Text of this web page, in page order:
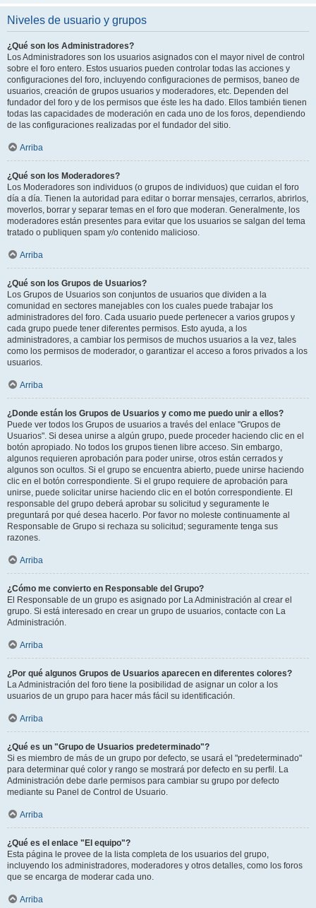
Niveles de usuario y grupos
¿Qué son los Administradores?
Los Administradores son los usuarios asignados con el mayor nivel de control
sobre el foro entero. Estos usuarios pueden controlar todas las acciones y
configuraciones del foro, incluyendo configuraciones de permisos, baneo de
usuarios, creación de grupos usuarios y moderadores, etc. Dependen del
fundador del foro y de los permisos que éste les ha dado. Ellos también tienen
todas las capacidades de moderación en cada uno de los foros, dependiendo
de las configuraciones realizadas por el fundador del sitio.
Arriba
¿Qué son los Moderadores?
Los Moderadores son individuos (o grupos de individuos) que cuidan el foro
día a día. Tienen la autoridad para editar o borrar mensajes, cerrarlos, abrirlos,
moverlos, borrar y separar temas en el foro que moderan. Generalmente, los
moderadores están presentes para evitar que los usuarios se salgan del tema
tratado o publiquen spam y/o contenido malicioso.
Arriba
¿Qué son los Grupos de Usuarios?
Los Grupos de Usuarios son conjuntos de usuarios que dividen a la
comunidad en sectores manejables con los cuales puede trabajar los
administradores del foro. Cada usuario puede pertenecer a varios grupos y
cada grupo puede tener diferentes permisos. Esto ayuda, a los
administradores, a cambiar los permisos de muchos usuarios a la vez, tales
como los permisos de moderador, o garantizar el acceso a foros privados a los
usuarios.
Arriba
¿Donde están los Grupos de Usuarios y como me puedo unir a ellos?
Puede ver todos los Grupos de usuarios a través del enlace "Grupos de
Usuarios". Si desea unirse a algún grupo, puede proceder haciendo clic en el
botón apropiado. No todos los grupos tienen libre acceso. Sin embargo,
algunos requieren aprobación para poder unirse, otros están cerrados y
algunos son ocultos. Si el grupo se encuentra abierto, puede unirse haciendo
clic en el botón correspondiente. Si el grupo requiere de aprobación para
unirse, puede solicitar unirse haciendo clic en el botón correspondiente. El
responsable del grupo deberá aprobar su solicitud y seguramente le
preguntará por qué desea hacerlo. Por favor no moleste continuamente al
Responsable de Grupo si rechaza su solicitud; seguramente tenga sus
razones.
Arriba
¿Cómo me convierto en Responsable del Grupo?
El Responsable de un grupo es asignado por La Administración al crear el
grupo. Si está interesado en crear un grupo de usuarios, contacte con La
Administración.
Arriba
¿Por qué algunos Grupos de Usuarios aparecen en diferentes colores?
La Administración del foro tiene la posibilidad de asignar un color a los
usuarios de un grupo para hacer más fácil su identificación.
Arriba
¿Qué es un "Grupo de Usuarios predeterminado"?
Si es miembro de más de un grupo por defecto, se usará el "predeterminado"
para determinar qué color y rango se mostrará por defecto en su perfil. La
Administración debe darle permisos para cambiar su grupo por defecto
mediante su Panel de Control de Usuario.
Arriba
¿Qué es el enlace "El equipo"?
Esta página le provee de la lista completa de los usuarios del grupo,
incluyendo los administradores, moderadores y otros detalles, como los foros
que se encarga de moderar cada uno.
Arriba